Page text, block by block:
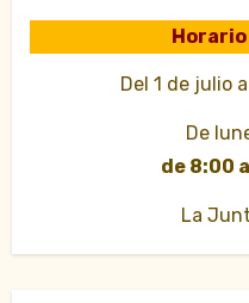
Del 1 de julio
De
de 8:00
La